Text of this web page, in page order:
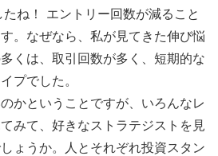
ね！ エントリー回数が減ること
。なぜなら、私が見てきた伸び悩
くは、取引回数が多く、短期的な
プでした。
かということですが、いろんなレ
みて、好きなストラテジストを見
ょうか。人とそれぞれ投資スタン